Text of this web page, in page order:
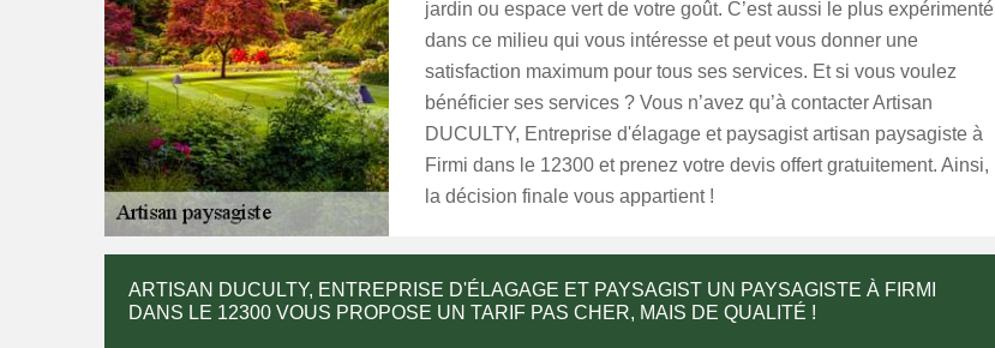
jardin ou espace vert de votre goût. C’est aussi le plus expérimenté
dans ce milieu qui vous intéresse et peut vous donner une
satisfaction maximum pour tous ses services. Et si vous voulez
bénéficier ses services ? Vous n’avez qu’à contacter Artisan
DUCULTY, Entreprise d'élagage et paysagist artisan paysagiste à
Firmi dans le 12300 et prenez votre devis offert gratuitement. Ainsi,
la décision finale vous appartient !
ARTISAN DUCULTY, ENTREPRISE D'ÉLAGAGE ET PAYSAGIST UN PAYSAGISTE À FIRMI
DANS LE 12300 VOUS PROPOSE UN TARIF PAS CHER, MAIS DE QUALITÉ !